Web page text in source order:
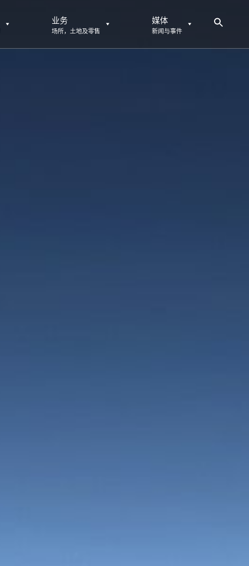
业务
场所，土地及零售
媒体
新闻与事件